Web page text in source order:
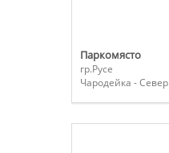
Паркомясто
гр.Русе
Чародейка - Север